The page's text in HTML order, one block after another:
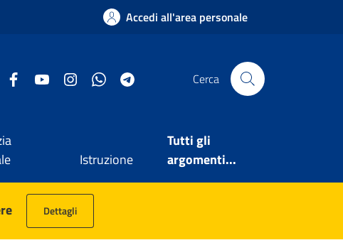
Accedi all'area personale
FacebookYouTube InstagramWhatsApp Cerca
Istruzione
Tutti gli
argomenti...
Dettagli